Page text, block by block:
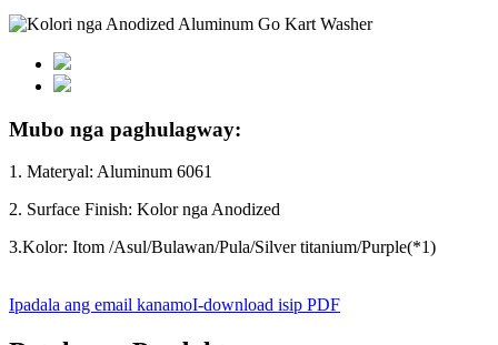
Mubo nga paghulagway:
1. Materyal: Aluminum 6061
2. Surface Finish: Kolor nga Anodized
3.Kolor: Itom /Asul/Bulawan/Pula/Silver titanium/Purple(*1)
Ipadala ang email kanamoI-download isip PDF